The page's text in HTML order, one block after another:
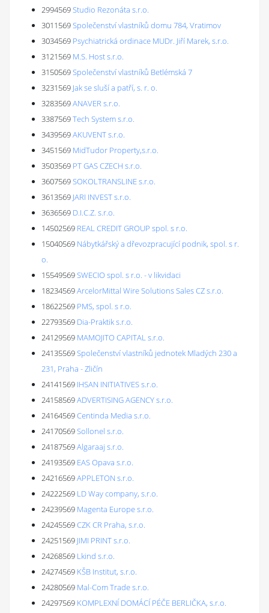
2994569Studio Rezonáta s.r.o.
3011569Společenství vlastníků domu 784, Vratimov
3034569 Psychiatrická ordinace MUDr. Jiří Marek, s.r.o.
3121569 M.S. Host s.r.o.
3150569Společenství vlastníků Betlémská 7
3231569 Jak se sluší a patří, s. r. o.
3283569ANAVER s.r.o.
3387569Tech System s.r.o.
3439569AKUVENT s.r.o.
3451569 MidTudor Property,s.r.o.
3503569 PT GAS CZECH s.r.o.
3607569SOKOLTRANSLINE s.r.o.
3613569 JARI INVEST s.r.o.
3636569 D.I.C.Z. s.r.o.
14502569 REAL CREDIT GROUP spol. s r.o.
15040569 Nábytkářský a dřevozpracující podnik, spol. s r.
o.
15549569SWECIO spol. s r.o. - v likvidaci
18234569ArcelorMittal Wire Solutions Sales CZ s.r.o.
18622569 PMS, spol. s r.o.
22793569 Dia-Praktik s.r.o.
24129569 MAMOJITO CAPITAL s.r.o.
24135569Společenství vlastníků jednotek Mladých 230 a
231, Praha - Zličín
24141569 IHSAN INITIATIVES s.r.o.
24158569ADVERTISING AGENCY s.r.o.
24164569Centinda Media s.r.o.
24170569Sollonel s.r.o.
24187569Algaraaj s.r.o.
24193569 EAS Opava s.r.o.
24216569APPLETON s.r.o.
24222569 LD Way company, s.r.o.
24239569 Magenta Europe s.r.o.
24245569CZK CR Praha, s.r.o.
24251569 JIMI PRINT s.r.o.
24268569 Lkind s.r.o.
24274569 KŠB Institut, s.r.o.
24280569 Mal-Com Trade s.r.o.
24297569 KOMPLEXNÍ DOMÁCÍ PÉČE BERLIČKA, s.r.o.